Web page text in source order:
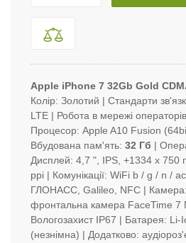
Apple iPhone 7 32Gb Gold
Колір: Золотий | Стандарти
LTE | Робота в мережі
Процесор: Apple A10 Fusion
Вбудована пам'ять: 32 Гб |
Дисплей: 4,7 ", IPS, +1334 x 750
ppi | Комунікації: WiFi b / g / n /
ГЛОНАСС, Galileo, NFC |
фронтальна камера FaceTime
Вологозахист IP67 | Батарея:
(незнімна) | Додатково: